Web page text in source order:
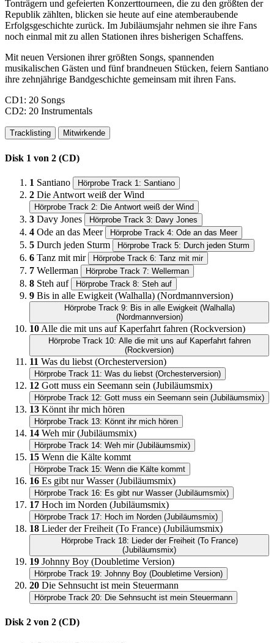
Tonträgern und gefeierten Konzerttourneen, die zu den größten der
Republik zählten, blicken sie heute auf eine atemberaubende
Erfolgsgeschichte zurück. Im Jubiläumsjahr nehmen sie ihre Fans
noch einmal mit zu allen Stationen ihres bisherigen Schaffens.
Mit neuen Versionen ihrer größten Songs, spannenden
musikalischen Gästen und fünf brandneuen Stücken, feiern Santiano
ihre zehnjährige Bandgeschichte gemeinsam mit ihren Fans.
CD1: 20 Songs
CD2: 20 Instrumentals
Tracklisting Mitwirkende
Disk 1 von 2 (CD)
1 Santiano Hörprobe Track 1: Santiano
2 Die Antwort weiß der Wind
Hörprobe Track 2: Die Antwort weiß der Wind
3 Davy Jones Hörprobe Track 3: Davy Jones
4 Ode an das Meer Hörprobe Track 4: Ode an das Meer
5 Durch jeden Sturm Hörprobe Track 5: Durch jeden Sturm
6 Tanz mit mir Hörprobe Track 6: Tanz mit mir
7 Wellerman Hörprobe Track 7: Wellerman
8 Steh auf Hörprobe Track 8: Steh auf
9 Bis in alle Ewigkeit (Walhalla) (Nordmannversion)
Hörprobe Track 9: Bis in alle Ewigkeit (Walhalla)
(Nordmannversion)
10 Alle die mit uns auf Kaperfahrt fahren (Rockversion)
Hörprobe Track 10: Alle die mit uns auf Kaperfahrt fahren
(Rockversion)
11 Was du liebst (Orchesterversion)
Hörprobe Track 11: Was du liebst (Orchesterversion)
12 Gott muss ein Seemann sein (Jubiläumsmix)
Hörprobe Track 12: Gott muss ein Seemann sein (Jubiläumsmix)
13 Könnt ihr mich hören
Hörprobe Track 13: Könnt ihr mich hören
14 Weh mir (Jubiläumsmix)
Hörprobe Track 14: Weh mir (Jubiläumsmix)
15 Wenn die Kälte kommt
Hörprobe Track 15: Wenn die Kälte kommt
16 Es gibt nur Wasser (Jubiläumsmix)
Hörprobe Track 16: Es gibt nur Wasser (Jubiläumsmix)
17 Hoch im Norden (Jubiläumsmix)
Hörprobe Track 17: Hoch im Norden (Jubiläumsmix)
18 Lieder der Freiheit (To France) (Jubiläumsmix)
Hörprobe Track 18: Lieder der Freiheit (To France)
(Jubiläumsmix)
19 Johnny Boy (Doubletime Version)
Hörprobe Track 19: Johnny Boy (Doubletime Version)
20 Die Sehnsucht ist mein Steuermann
Hörprobe Track 20: Die Sehnsucht ist mein Steuermann
Disk 2 von 2 (CD)